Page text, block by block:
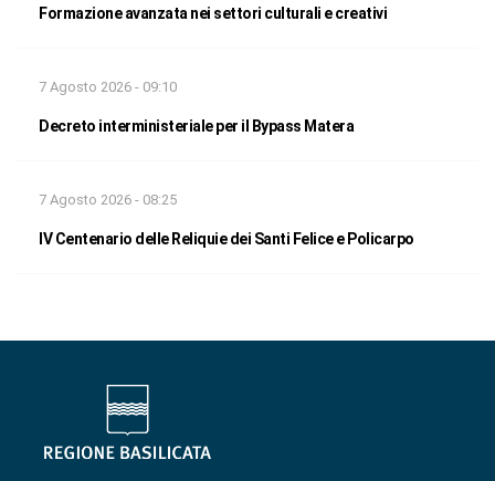
Formazione avanzata nei settori culturali e creativi
7 Agosto 2026 - 09:10
Decreto interministeriale per il Bypass Matera
7 Agosto 2026 - 08:25
IV Centenario delle Reliquie dei Santi Felice e Policarpo